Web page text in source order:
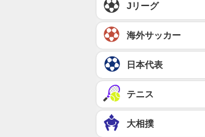
Jリーグ
海外サッカー
日本代表
テニス
大相撲